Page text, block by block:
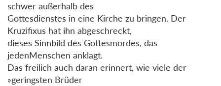
schwer außerhalb des
Gottesdienstes in eine Kirche zu bringen. Der
Kruzifixus hat ihn abgeschreckt,
dieses Sinnbild des Gottesmordes, das
jedenMenschen anklagt.
Das freilich auch daran erinnert, wie viele der
»geringsten Brüder